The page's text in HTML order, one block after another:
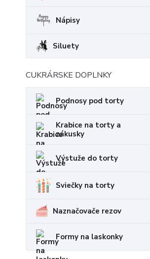
Nápisy
Siluety
CUKRÁRSKE DOPLNKY
Podnosy pod torty
Krabice na torty a
zákusky
Výstuže do torty
Sviečky na torty
Naznačovače rezov
Formy na laskonky